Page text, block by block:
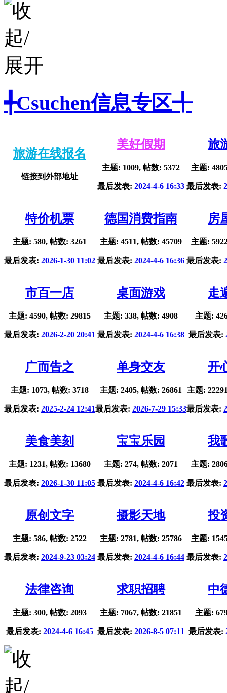
╃Csuchen信息专区╃
旅游在线报名
链接到外部地址
美好假期
主题: 1009, 帖数: 5372
最后发表: 2024-4-6 16:33
旅
主题:
最后发表:
特价机票
主题: 580, 帖数: 3261
最后发表: 2026-1-30 11:02
德国消费指南
主题: 4511, 帖数: 45709
最后发表: 2024-4-6 16:36
房
主题:
最后发表:
市百一店
主题: 4590, 帖数: 29815
最后发表: 2026-2-20 20:41
桌面游戏
主题: 338, 帖数: 4908
最后发表: 2024-4-6 16:38
走
主题:
最后发表:
广而告之
主题: 1073, 帖数: 3718
最后发表: 2025-2-24 12:41
单身交友
主题: 2405, 帖数: 26861
最后发表: 2026-7-29 15:33
开
主题:
最后发表:
美食美刻
主题: 1231, 帖数: 13680
最后发表: 2026-1-30 11:05
宝宝乐园
主题: 274, 帖数: 2071
最后发表: 2024-4-6 16:42
我
主题:
最后发表:
原创文字
主题: 586, 帖数: 2522
最后发表: 2024-9-23 03:24
摄影天地
主题: 2781, 帖数: 25786
最后发表: 2024-4-6 16:44
投
主题:
最后发表:
法律咨询
主题: 300, 帖数: 2093
最后发表: 2024-4-6 16:45
求职招聘
主题: 7067, 帖数: 21851
最后发表: 2026-8-5 07:11
中
主题:
最后发表: